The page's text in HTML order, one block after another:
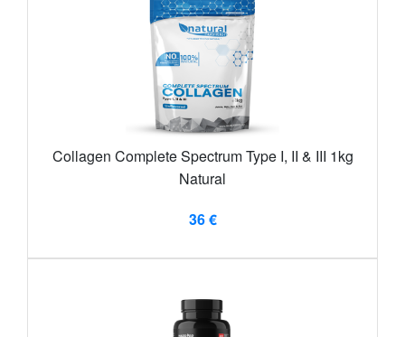
Collagen Complete Spectrum Type I, II & III 1kg
Natural
36 €